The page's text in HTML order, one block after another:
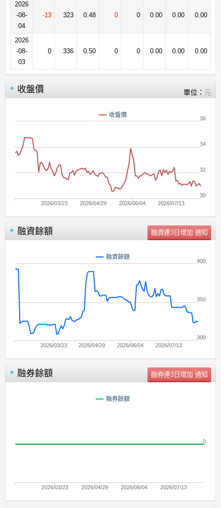
2026
-08-
04
-13 323 0.48 0 0 0.00 0.00 0.00
2026
-08-
03
0 336 0.50 0 0 0.00 0.00 0.00
收盤價 單位： 元
收盤價
2026/03/23 2026/04/29 2026/06/04 2026/07/13
30
32
34
36
融資餘額 單位：張
融資餘額
2026/03/23 2026/04/29 2026/06/04 2026/07/13
300
350
400
融券餘額 單位：張
融券餘額
2026/03/23 2026/04/29 2026/06/04 2026/07/13
0